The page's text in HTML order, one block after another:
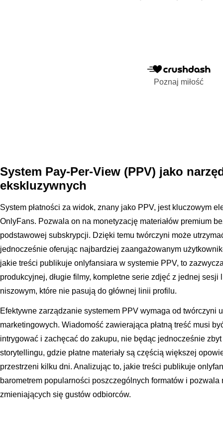
Poznaj miłość
System Pay-Per-View (PPV) jako
ekskluzywnych
System płatności za widok, znany jako PPV, jest kluczowym
OnlyFans. Pozwala on na monetyzację materiałów premium
podstawowej subskrypcji. Dzięki temu twórczyni może
jednocześnie oferując najbardziej zaangażowanym
jakie treści publikuje onlyfansiara w systemie PPV, to
produkcyjnej, długie filmy, kompletne serie zdjęć z jednej sesji
niszowym, które nie pasują do głównej linii profilu.
Efektywne zarządzanie systemem PPV wymaga od twórczyni
marketingowych. Wiadomość zawierająca płatną treść musi
intrygować i zachęcać do zakupu, nie będąc jednocześnie
storytellingu, gdzie płatne materiały są częścią większej
przestrzeni kilku dni. Analizując to, jakie treści publikuje
barometrem popularności poszczególnych formatów i
zmieniających się gustów odbiorców.